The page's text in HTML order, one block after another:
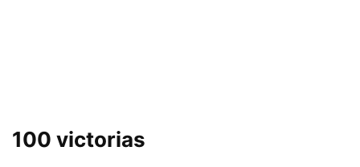
100 victorias